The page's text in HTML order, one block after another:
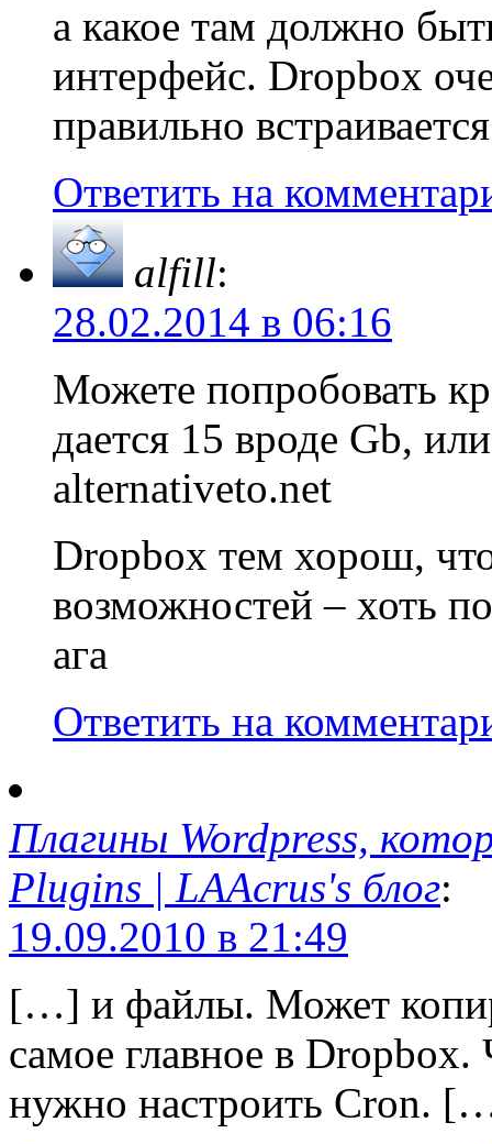
а какое там должно
интерфейс. Dropbox
правильно
Ответить на
alfill:
28.02.2014 в 06:16
Можете попробовать
дается 15 вроде Gb,
alternativeto.net
Dropbox тем хорош,
возможностей – хоть
ага
Ответить на
Плагины Wordpress,
Plugins | LAAcrus's блог:
19.09.2010 в 21:49
[…] и файлы. Может
самое главное в
нужно настроить Сron.